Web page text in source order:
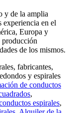
y de la amplia
experiencia en el
Europa y
producción
de los mismos.
fabricantes,
y espirales
de conductos
,
espirales,